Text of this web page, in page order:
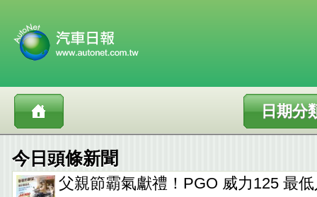
日期分
今日頭條新聞
父親節霸氣獻禮！PGO 威力125 最